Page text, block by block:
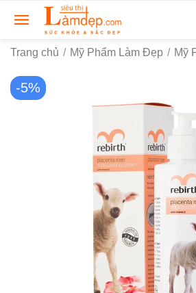
Trang chủ / Mỹ Phẩm Làm Đẹp / Mỹ
-5%